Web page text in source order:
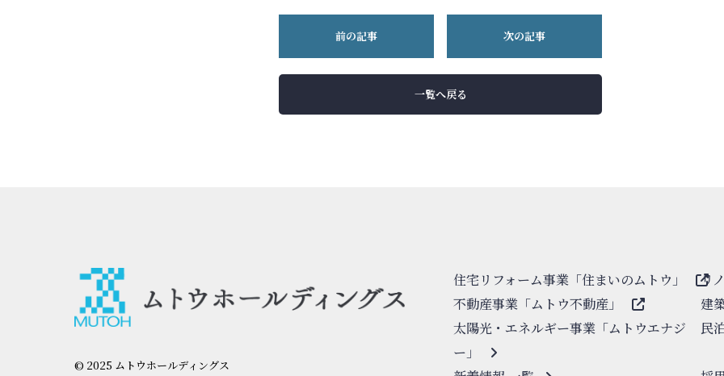
前の記事 次の記事
一覧へ戻る
© 2025 ムトウホールディングス
住宅リフォーム事業「住まいのムトウ」
リ
不動産事業「ムトウ不動産」
建
太陽光・エネルギー事業「ムトウエナジ
ー」
民